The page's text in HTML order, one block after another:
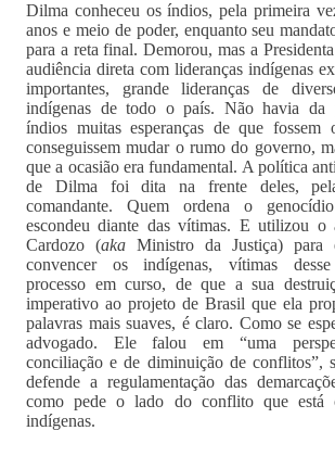
Dilma conheceu os índios, pela primeira
anos e meio de poder, enquanto seu
para a reta final. Demorou, mas a
audiência direta com lideranças indígenas
importantes, grande lideranças de
indígenas de todo o país. Não havia da
índios muitas esperanças de que fossem
conseguissem mudar o rumo do governo,
que a ocasião era fundamental. A política
de Dilma foi dita na frente deles,
comandante. Quem ordena o
escondeu diante das vítimas. E utilizou o
Cardozo (akaMinistro da Justiça) para
convencer os indígenas, vítimas
processo em curso, de que a sua
imperativo ao projeto de Brasil que ela
palavras mais suaves, é claro. Como se
advogado. Ele falou em “uma
conciliação e de diminuição de conflitos”,
defende a regulamentação das
como pede o lado do conflito que está
indígenas.